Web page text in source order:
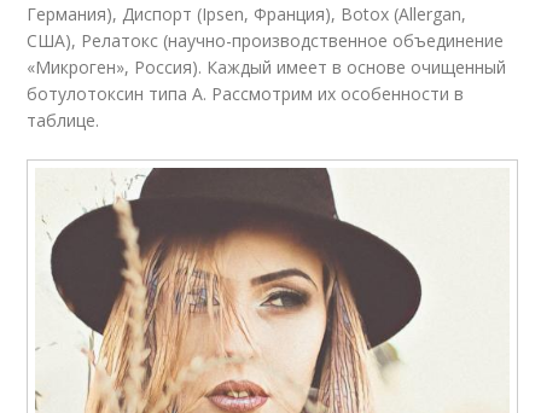
Германия), Диспорт (Ipsen, Франция), Botox (Allergan,
США), Релатокс (научно-производственное объединение
«Микроген», Россия). Каждый имеет в основе очищенный
ботулотоксин типа А. Рассмотрим их особенности в
таблице.